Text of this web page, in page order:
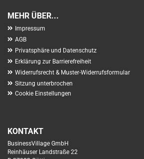
MEHR ÜBER...
Impressum
AGB
Privatsphäre und Datenschutz
Erklärung zur Barrierefreiheit
Widerrufsrecht & Muster-Widerrufsformular
Sitzung unterbrochen
Cookie Einstellungen
KONTAKT
BusinessVillage GmbH
Reinhäuser Landstraße 22